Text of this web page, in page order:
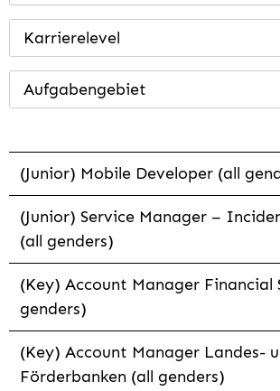
Karrierelevel
Aufgabengebiet
(Junior) Mobile Developer (all
(Junior) Service Manager –
(all genders)
(Key) Account Manager Financial
genders)
(Key) Account Manager Landes-
Förderbanken (all genders)